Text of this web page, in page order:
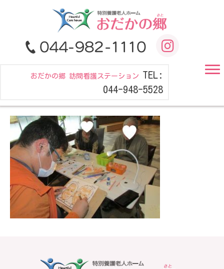
おだかの郷 訪問看護ステーション TEL:
044-948-5528